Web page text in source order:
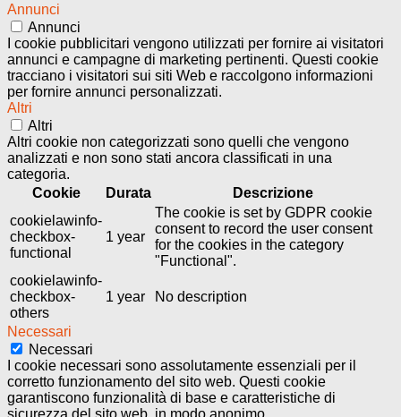
Annunci
Annunci
I cookie pubblicitari vengono utilizzati per fornire ai visitatori
annunci e campagne di marketing pertinenti. Questi cookie
tracciano i visitatori sui siti Web e raccolgono informazioni
per fornire annunci personalizzati.
Altri
Altri
Altri cookie non categorizzati sono quelli che vengono
analizzati e non sono stati ancora classificati in una
categoria.
Cookie
Durata
Descrizione
cookielawinfo-
checkbox-
functional
1 year
The cookie is set by GDPR cookie
consent to record the user consent
for the cookies in the category
"Functional".
cookielawinfo-
checkbox-
others
1 year No description
Necessari
Necessari
I cookie necessari sono assolutamente essenziali per il
corretto funzionamento del sito web. Questi cookie
garantiscono funzionalità di base e caratteristiche di
sicurezza del sito web, in modo anonimo.